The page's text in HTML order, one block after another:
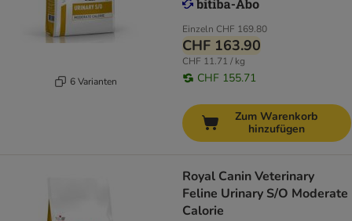
6 Varianten
Einzeln CHF 169.80
CHF 163.90
CHF 11.71 / kg
CHF 155.71
Zum Warenkorb
hinzufügen
Royal Canin Veterinary
Feline Urinary S/O Moderate
Calorie